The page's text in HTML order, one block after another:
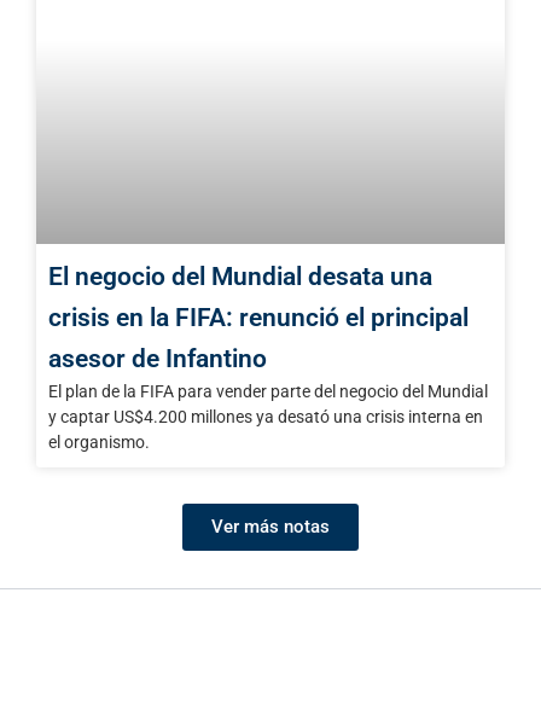
El negocio del Mundial desata una
crisis en la FIFA: renunció el principal
asesor de Infantino
El plan de la FIFA para vender parte del negocio del Mundial
y captar US$4.200 millones ya desató una crisis interna en
el organismo.
Ver más notas